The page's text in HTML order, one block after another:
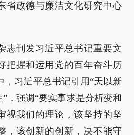
省政德与廉洁文化研究中心
志刊发习近平总书记重要文
把握和运用党的百年奋斗历
，习近平总书记引用“天以新
，强调“要实事求是分析变和
视我们的理论，该坚持的坚
，该创新的创新，决不能守